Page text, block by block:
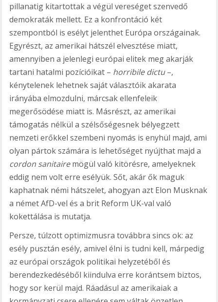
pillanatig kitartottak a végül vereséget szenvedő
demokraták mellett. Ez a konfrontáció két
szempontból is esélyt jelenthet Európa országainak.
Egyrészt, az amerikai hátszél elvesztése miatt,
amennyiben a jelenlegi európai elitek meg akarják
tartani hatalmi pozícióikat – horribile dictu–,
kénytelenek lehetnek saját választóik akarata
irányába elmozdulni, márcsak ellenfeleik
megerősödése miatt is. Másrészt, az amerikai
támogatás nélkül a szélsőségesnek bélyegzett
nemzeti erőkkel szembeni nyomás is enyhül majd, ami
olyan pártok számára is lehetőséget nyújthat majd a
cordon sanitairemögül való kitörésre, amelyeknek
eddig nem volt erre esélyük. Sőt, akár ők maguk
kaphatnak némi hátszelet, ahogyan azt Elon Musknak
a német AfD-vel és a brit Reform UK-val való
kokettálása is mutatja.
Persze, túlzott optimizmusra továbbra sincs ok: az
esély pusztán esély, amivel élni is tudni kell, márpedig
az európai országok politikai helyzetéből és
berendezkedéséből kiindulva erre korántsem biztos,
hogy sor kerül majd. Ráadásul az amerikaiak a